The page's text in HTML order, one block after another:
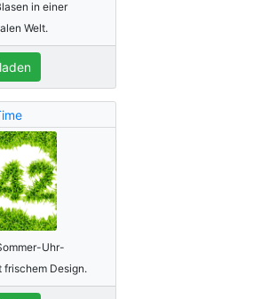
in einer
Welt.
Uhr-
frischem Design.